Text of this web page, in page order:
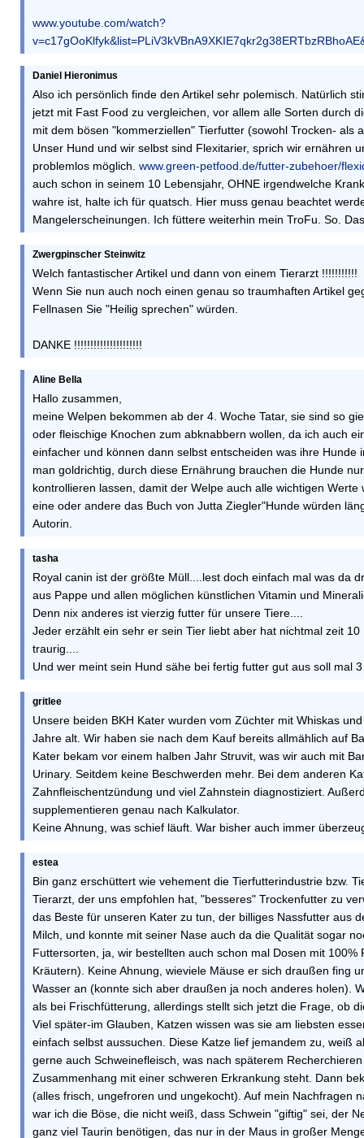
www.youtube.com/watch?
Daniel Hieronimus
Also ich persönlich finde den Artikel sehr polemisch. Natürlich
jetzt mit Fast Food zu vergleichen, vor allem alle Sorten durch
mit dem bösen "kommerziellen" Tierfutter (sowohl Trocken-
Unser Hund und wir selbst sind Flexitarier, sprich wir ernähren
problemlos möglich. www.green-petfood.de/futter-zubehoer/
auch schon in seinem 10 Lebensjahr, OHNE irgendwelche
wahre ist, halte ich für quatsch. Hier muss genau beachtet
Mangelerscheinungen. Ich füttere weiterhin mein TroFu. So.
Zwergpinscher Steinwitz
Welch fantastischer Artikel und dann von einem Tierarzt !!!!!!!!!!!
Wenn Sie nun auch noch einen genau so traumhaften Artikel
Fellnasen Sie "Heilig sprechen" würden.
DANKE !!!!!!!!!!!!!!!!!!!!!
Aline Bella
Hallo zusammen,
meine Welpen bekommen ab der 4. Woche Tatar, sie sind so
oder fleischige Knochen zum abknabbern wollen, da ich auch
einfacher und können dann selbst entscheiden was ihre
man goldrichtig, durch diese Ernährung brauchen die Hunde
kontrollieren lassen, damit der Welpe auch alle wichtigen
eine oder andere das Buch von Jutta Ziegler"Hunde würden
Autorin.
tasha
Royal canin ist der größte Müll....lest doch einfach mal was da
aus Pappe und allen möglichen künstlichen Vitamin und
Denn nix anderes ist vierzig futter für unsere Tiere....
Jeder erzählt ein sehr er sein Tier liebt aber hat nichtmal zeit
traurig....
Und wer meint sein Hund sähe bei fertig futter gut aus soll mal
gritlee
Unsere beiden BKH Kater wurden vom Züchter mit Whiskas
Jahre alt. Wir haben sie nach dem Kauf bereits allmählich auf
Kater bekam vor einem halben Jahr Struvit, was wir auch mit
Urinary. Seitdem keine Beschwerden mehr. Bei dem anderen
Zahnfleischentzündung und viel Zahnstein diagnostiziert.
supplementieren genau nach Kalkulator.
Keine Ahnung, was schief läuft. War bisher auch immer
estea
Bin ganz erschüttert wie vehement die Tierfutterindustrie bzw.
Tierarzt, der uns empfohlen hat, "besseres" Trockenfutter zu
das Beste für unseren Kater zu tun, der billiges Nassfutter aus
Milch, und konnte mit seiner Nase auch da die Qualität sogar
Futtersorten, ja, wir bestellten auch schon mal Dosen mit
Kräutern). Keine Ahnung, wieviele Mäuse er sich draußen fing
Wasser an (konnte sich aber draußen ja noch anderes holen).
als bei Frischfütterung, allerdings stellt sich jetzt die Frage, ob
Viel später-im Glauben, Katzen wissen was sie am liebsten
einfach selbst aussuchen. Diese Katze lief jemandem zu, weiß
gerne auch Schweinefleisch, was nach späterem
Zusammenhang mit einer schweren Erkrankung steht. Dann
(alles frisch, ungefroren und ungekocht). Auf mein Nachfragen
war ich die Böse, die nicht weiß, dass Schwein "giftig" sei, der
ganz viel Taurin benötigen, das nur in der Maus in großer